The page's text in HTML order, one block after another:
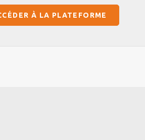
À LA PLATEFORME